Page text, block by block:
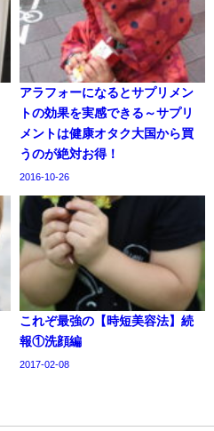
アラフォーになるとサプリメン
トの効果を実感できる～サプリ
メントは健康オタク大国から買
うのが絶対お得！
2016-10-26
これぞ最強の【時短美容法】続
報①洗顔編
2017-02-08